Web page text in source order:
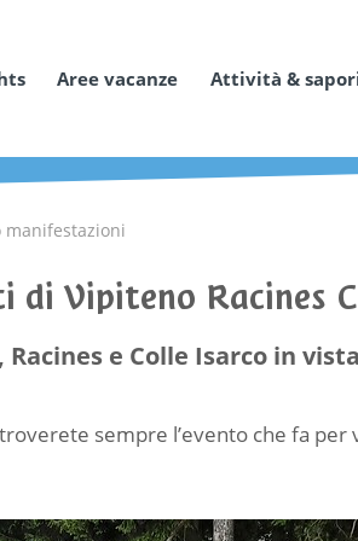
Aree vacanze Attività &
manifestazioni
di Vipiteno Racines
e Colle Isarco in vista
sempre l’evento che fa